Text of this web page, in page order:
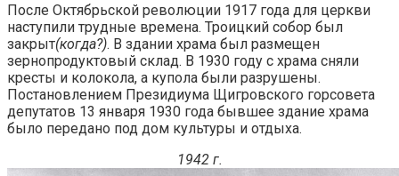
После Октябрьской революции 1917 года для церкви
наступили трудные времена. Троицкий собор был
закрыт(когда?). В здании храма был размещен
зернопродуктовый склад. В 1930 году с храма сняли
кресты и колокола, а купола были разрушены.
Постановлением Президиума Щигровского горсовета
депутатов 13 января 1930 года бывшее здание храма
было передано под дом культуры и отдыха.
1942 г.